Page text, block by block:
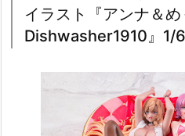
イラスト『アンナ＆
Dishwasher1910』1/